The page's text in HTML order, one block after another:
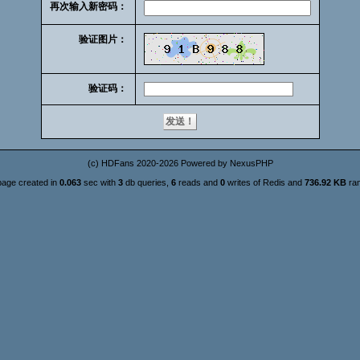
再次输入新密码：
验证图片：
验证码：
(c) HDFans 2020-2026 Powered by NexusPHP
created in 0.063 sec with 3db queries, 6reads and 0writes of Redis and 736.92 KB